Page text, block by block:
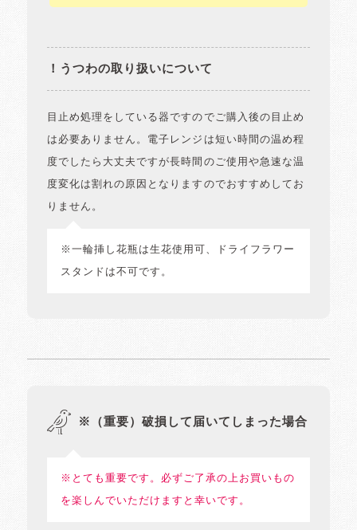
！うつわの取り扱いについて
目止め処理をしている器ですのでご購入後の目止め
は必要ありません。電子レンジは短い時間の温め程
度でしたら大丈夫ですが長時間のご使用や急速な温
度変化は割れの原因となりますのでおすすめしてお
りません。
※一輪挿し花瓶は生花使用可、ドライフラワー
スタンドは不可です。
※（重要）破損して届いてしまった場合
※とても重要です。必ずご了承の上お買いもの
を楽しんでいただけますと幸いです。